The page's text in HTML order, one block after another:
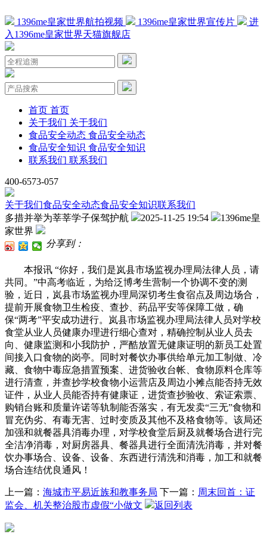
1396me皇家世界航拍视频 1396me皇家世界宣传片
进
入1396me皇家世界天猫旗舰店
首页 首页
关于我们 关于我们
食品安全动态 食品安全动态
食品安全知识 食品安全知识
联系我们 联系我们
400-6573-057
关于我们食品安全动态食品安全知识联系我们
多措并举为莘莘学子保驾护航
2025-11-25 19:54
1396me皇
家世界
分享到：
本报讯 “你好，我们是岚县市场监视办理局法律人员，请
共同。”中高考临近，为给泛博考生营制一个协调不变的测
验，近日，岚县市场监视办理局深切考生食宿点及周边场合，
提前开展食物卫生检疫、查抄、药品平安等保障工做，确
保“两考”平安成功进行。岚县市场监视办理局法律人员对学校
食堂从业人员健康办理进行细心查对，精确控制从业人员去
向、健康监测和小我防护，严酷放置无健康证明的新员工处置
间接入口食物的岗亭。同时对餐饮办事供给单元加工制做、冷
藏、食物中毒应急措置预案、进货验收台帐、食物原料仓库等
进行清查，并查抄学校食物小运营店及周边小摊点能否持无效
证件，从业人员能否持有健康证，进货查抄验收、索证索票、
购销台账和质量许诺等轨制能否落实，有无发卖“三无”食物和
冒充伪劣、有毒无害、过时变质及其他不及格食物等。该局还
加强和就餐器具消毒办理，对学校食堂后厨及就餐场合进行完
全洁净消毒，对厨房器具、餐器具进行全面清洗消毒，并对餐
饮办事场合、设备、设备、东西进行清洗和消毒，加工和就餐
场合连结优良通风！
上一篇： 海城市平易近族和教事务局 下一篇： 周末回首：证
监会、机关整治股市虚假“小做文
返回列表